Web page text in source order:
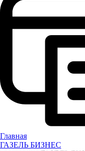
Главная
ГАЗЕЛЬ БИЗНЕС